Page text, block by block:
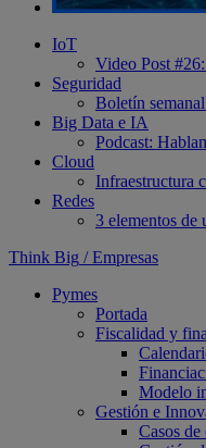
IoT
Video Post
Seguridad
Boletín
Big Data e IA
Podcast:
Cloud
Infraestructura
Redes
3 elementos de
Think Big / Empresas
Pymes
Portada
Fiscalidad y
Modelo
Gestión e
Casos